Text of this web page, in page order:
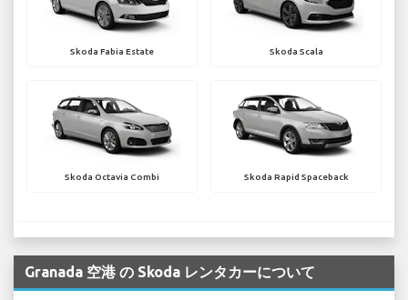
Skoda Fabia Estate Skoda Scala
Skoda Octavia Combi Skoda Rapid Spaceback
Granada 空港 の Skoda レンタカーについて